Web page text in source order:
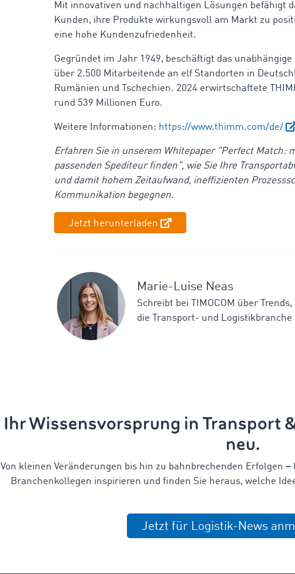
Mit innovativen und nachhaltigen Lösungen befähigt
Kunden, ihre Produkte wirkungsvoll am Markt zu
eine hohe Kundenzufriedenheit.
Gegründet im Jahr 1949, beschäftigt das
über 2.500 Mitarbeitende an elf Standorten in
Rumänien und Tschechien. 2024 erwirtschaftete
rund 539 Millionen Euro.
Weitere Informationen: https://www.thimm.com/de/
Erfahren Sie in unserem Whitepaper "Perfect Match:
passenden Spediteur finden", wie Sie Ihre
und damit hohem Zeitaufwand, ineffizienten
Kommunikation begegnen.
Jetzt herunterladen
Marie-Luise Neas
Schreibt bei TIMOCOM über
die Transport- und
Ihr Wissensvorsprung in Transport
neu.
Von kleinen Veränderungen bis hin zu bahnbrechenden Erfolgen –
Branchenkollegen inspirieren und finden Sie heraus, welche
Jetzt für Logistik-News